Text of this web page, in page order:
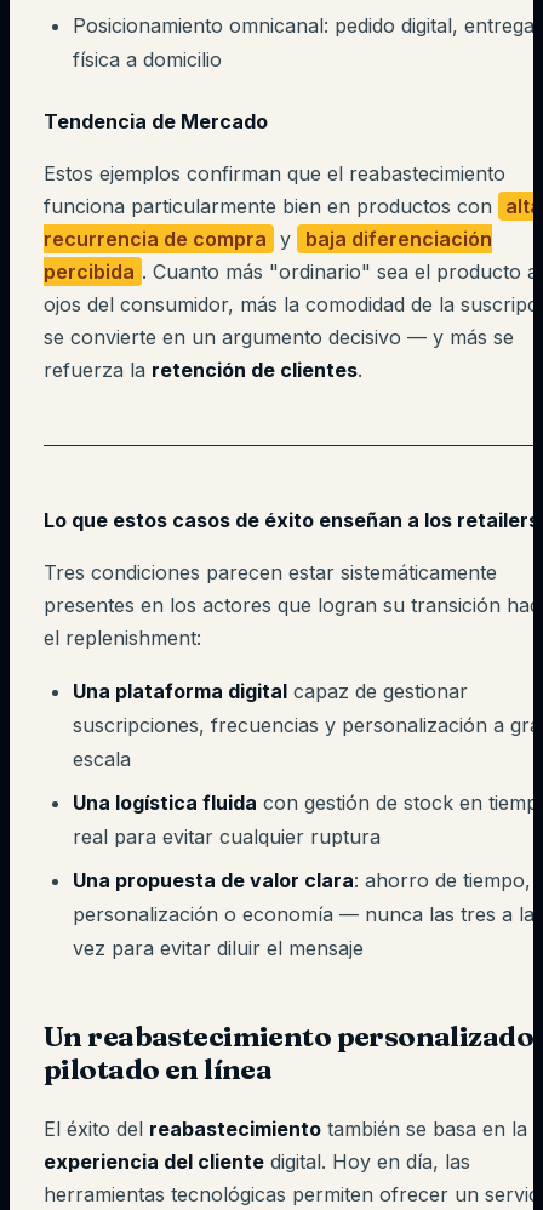
Posicionamiento omnicanal: pedido digital, entrega
física a domicilio
Tendencia de Mercado
Estos ejemplos confirman que el reabastecimiento
funciona particularmente bien en productos con
alta
recurrencia de compra y
baja diferenciación
percibida . Cuanto más "ordinario" sea el producto
ojos del consumidor, más la comodidad de la
se convierte en un argumento decisivo — y más se
refuerza la retención de clientes.
Lo que estos casos de éxito enseñan a los retailers
Tres condiciones parecen estar sistemáticamente
presentes en los actores que logran su transición
el replenishment:
Una plataforma digital capaz de gestionar
suscripciones, frecuencias y personalización a
escala
Una logística fluida con gestión de stock en
real para evitar cualquier ruptura
Una propuesta de valor clara: ahorro de tiempo,
personalización o economía — nunca las tres a la
vez para evitar diluir el mensaje
Un reabastecimiento personalizado,
pilotado en línea
El éxito del reabastecimiento también se basa en la
experiencia del cliente digital. Hoy en día, las
herramientas tecnológicas permiten ofrecer un